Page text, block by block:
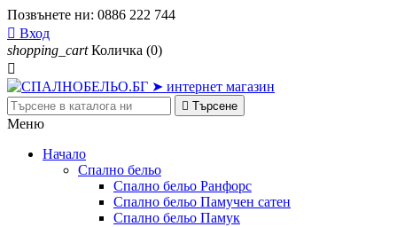
Позвънете ни: 0886 222 744
 Вход
shopping_cart Количка (0)

 Търсене
Меню
Начало
Спално бельо
Спално бельо Ранфорс
Спално бельо Памучен сатен
Спално бельо Памук